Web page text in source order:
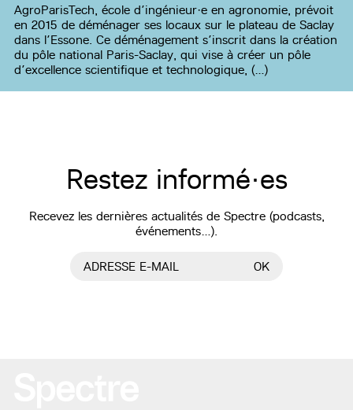
AgroParisTech, école d’ingénieur·e en agronomie, prévoit
en 2015 de déménager ses locaux sur le plateau de Saclay
dans l’Essone. Ce déménagement s’inscrit dans la création
du pôle national Paris-Saclay, qui vise à créer un pôle
d’excellence scientifique et technologique, (…)
Restez informé·es
Recevez les dernières actualités de Spectre (podcasts,
événements…).
ADRESSE E-MAIL OK